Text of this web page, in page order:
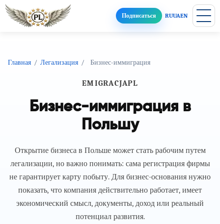
Подписаться RUUAEN
Главная / Легализация / Бизнес-иммиграция
EMIGRACJAPL
Бизнес-иммиграция в
Польшу
Открытие бизнеса в Польше может стать рабочим путем
легализации, но важно понимать: сама регистрация фирмы
не гарантирует карту побыту. Для бизнес-основания нужно
показать, что компания действительно работает, имеет
экономический смысл, документы, доход или реальный
потенциал развития.